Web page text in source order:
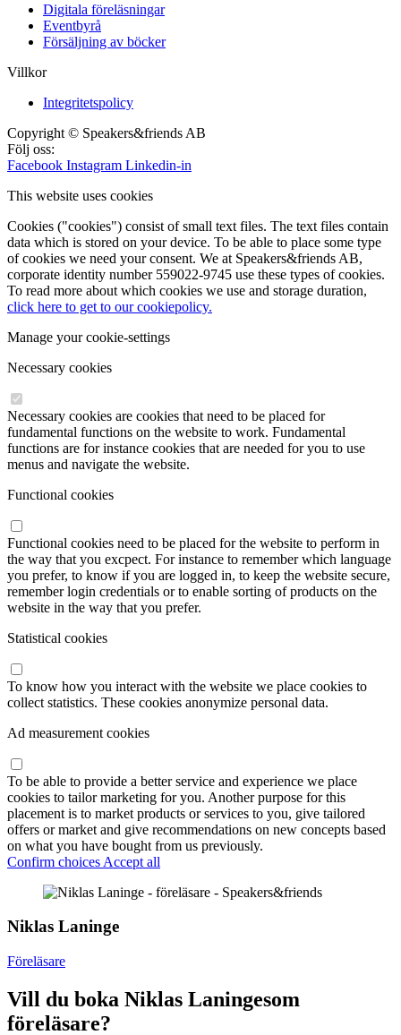
Digitala föreläsningar
Eventbyrå
Försäljning av böcker
Villkor
Integritetspolicy
Copyright © Speakers&friends AB
Följ oss:
Facebook Instagram Linkedin-in
This website uses cookies
Cookies ("cookies") consist of small text files. The text files contain
data which is stored on your device. To be able to place some type
of cookies we need your consent. We at Speakers&friends AB,
corporate identity number 559022-9745 use these types of cookies.
To read more about which cookies we use and storage duration,
click here to get to our cookiepolicy.
Manage your cookie-settings
Necessary cookies
Necessary cookies are cookies that need to be placed for
fundamental functions on the website to work. Fundamental
functions are for instance cookies that are needed for you to use
menus and navigate the website.
Functional cookies
Functional cookies need to be placed for the website to perform in
the way that you excpect. For instance to remember which language
you prefer, to know if you are logged in, to keep the website secure,
remember login credentials or to enable sorting of products on the
website in the way that you prefer.
Statistical cookies
To know how you interact with the website we place cookies to
collect statistics. These cookies anonymize personal data.
Ad measurement cookies
To be able to provide a better service and experience we place
cookies to tailor marketing for you. Another purpose for this
placement is to market products or services to you, give tailored
offers or market and give recommendations on new concepts based
on what you have bought from us previously.
Confirm choices Accept all
Niklas Laninge
Föreläsare
Vill du boka Niklas Laningesom
föreläsare?